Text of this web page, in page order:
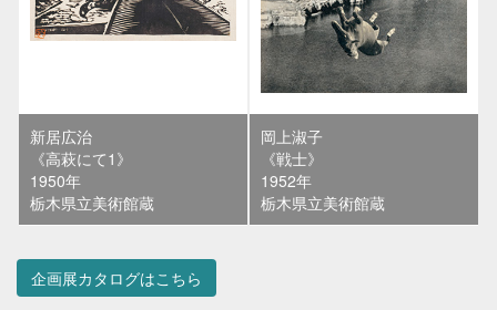
新居広治
《高萩にて1》
1950年
栃木県立美術館蔵
岡上淑子
《戦士》
1952年
栃木県立美術館蔵
企画展カタログはこちら